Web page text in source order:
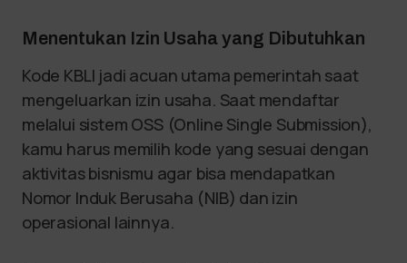
Menentukan Izin Usaha yang Dibutuhkan
Kode KBLI jadi acuan utama pemerintah saat
mengeluarkan izin usaha. Saat mendaftar
melalui sistem OSS (Online Single Submission),
kamu harus memilih kode yang sesuai dengan
aktivitas bisnismu agar bisa mendapatkan
Nomor Induk Berusaha (NIB) dan izin
operasional lainnya.